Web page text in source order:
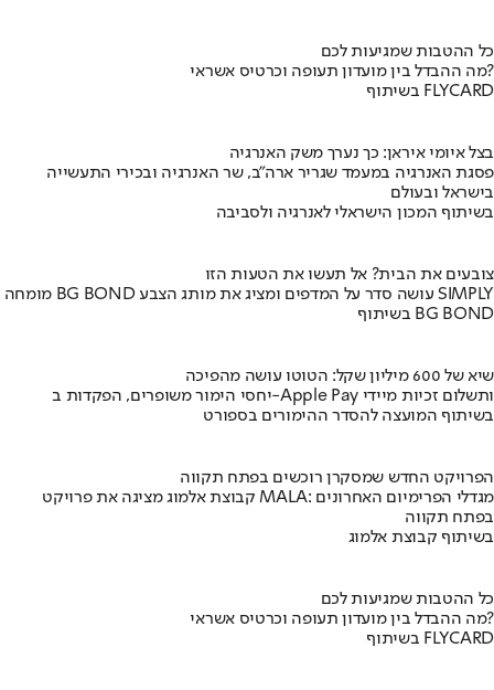
כל ההטבות שמגיעות לכם
מה ההבדל בין מועדון תעופה וכרטיס אשראי?
בשיתוף FLYCARD
בצל איומי איראן: כך נערך משק האנרגיה
פסגת האנרגיה במעמד שגריר ארה"ב, שר האנרגיה ובכירי התעשייה
בישראל ובעולם
בשיתוף המכון הישראלי לאנרגיה ולסביבה
צובעים את הבית? אל תעשו את הטעות הזו
מומחה BG BOND עושה סדר על המדפים ומציג את מותג הצבע SIMPLY
בשיתוף BG BOND
שיא של 600 מיליון שקל: הטוטו עושה מהפיכה
יחסי הימור משופרים, הפקדות ב-Apple Pay ותשלום זכיות מיידי
בשיתוף המועצה להסדר ההימורים בספורט
הפרויקט החדש שמסקרן רוכשים בפתח תקווה
קבוצת אלמוג מציגה את פרויקט MALA: מגדלי הפרימיום האחרונים
בפתח תקווה
בשיתוף קבוצת אלמוג
כל ההטבות שמגיעות לכם
מה ההבדל בין מועדון תעופה וכרטיס אשראי?
בשיתוף FLYCARD